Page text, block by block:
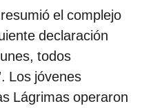
el complejo
declaración
todos
Los jóvenes
Lágrimas operaron